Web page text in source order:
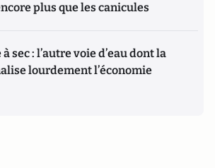
plus que les canicules
sec : l’autre voie d’eau dont la
lourdement l’économie